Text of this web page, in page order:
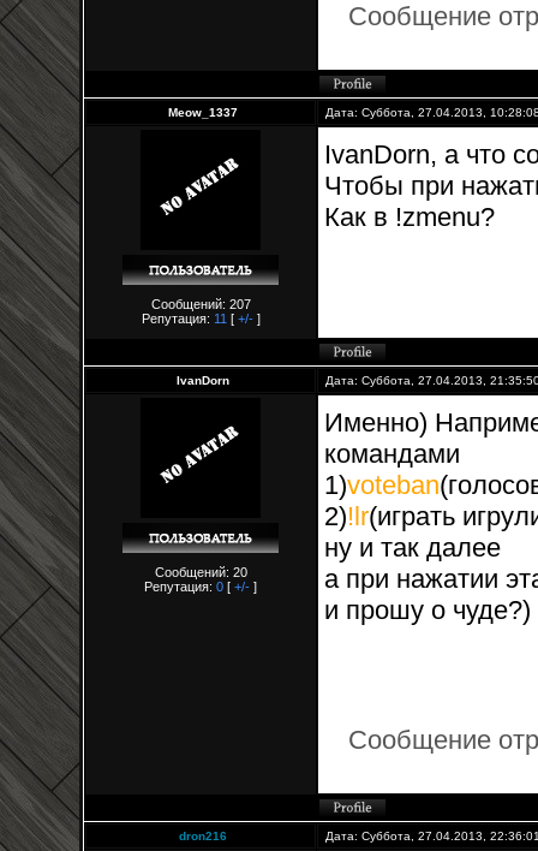
Сообщение
Meow_1337 Дата: Суббота, 27.04.2013,
Сообщений: 207
Репутация: 11 [ +/-]
IvanDorn, а что
Чтобы при
Как в !zmenu?
IvanDorn Дата: Суббота, 27.04.2013,
Сообщений: 20
Репутация: 0 [ +/- ]
Именно)
командами
1)voteban
2)!lr(играть
ну и так далее
а при нажатии
и прошу о чуде?)
Сообщение
dron216 Дата: Суббота, 27.04.2013,